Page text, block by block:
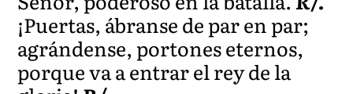
¡Puertas, ábranse de par en par;
agrándense, portones eternos,
porque va a entrar el rey de la